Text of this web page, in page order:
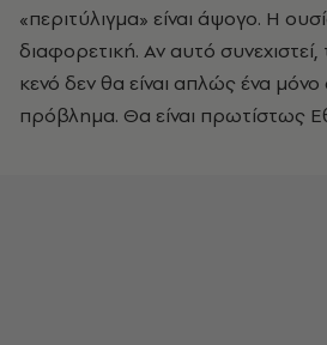
«περιτύλιγμα» είναι άψογο. Η
διαφορετική. Αν αυτό
κενό δεν θα είναι απλώς ένα μόνο
πρόβλημα. Θα είναι πρωτίστως